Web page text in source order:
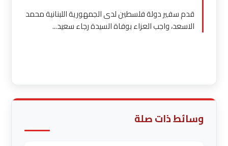
قدم سفير دولة فلسطين لدى الجمهورية اللبنانية محمد
الاسعد، واجب العزاء بوفاة السيدة رجاء سعيد...
وسائط ذات صلة